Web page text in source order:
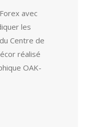
avec
les
Centre de
réalisé
OAK-